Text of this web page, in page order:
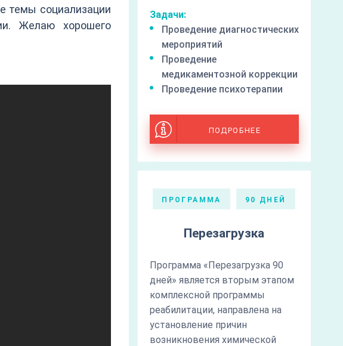
темы социализации
Желаю хорошего
Задачи:
Проведение диагностических
мероприятий
Проведение
медикаментозной коррекции
Проведение психотерапии
ПОДРОБНЕЕ
ПРОГРАММА 90 ДНЕЙ
Перезагрузка
Программа «Перезагрузка 90
дней» является вторым этапом
комплексной программы
реабилитации, направлена на
установление причин
возникновения химической